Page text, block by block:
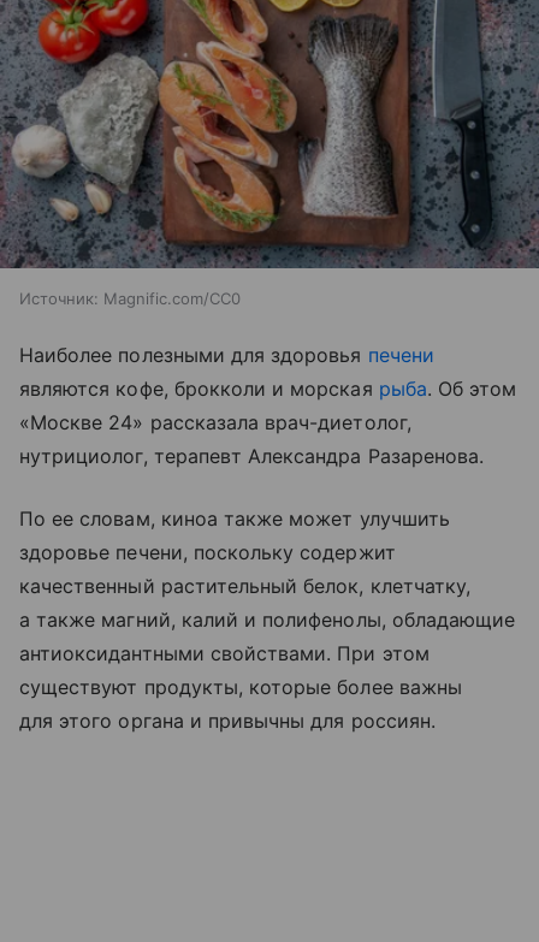
Источник: Magnific.com/CC0
Наиболее полезными для здоровья печени
являются кофе, брокколи и морская рыба. Об этом
«Москве 24» рассказала врач-диетолог,
нутрициолог, терапевт Александра Разаренова.
По ее словам, киноа также может улучшить
здоровье печени, поскольку содержит
качественный растительный белок, клетчатку,
а также магний, калий и полифенолы, обладающие
антиоксидантными свойствами. При этом
существуют продукты, которые более важны
для этого органа и привычны для россиян.